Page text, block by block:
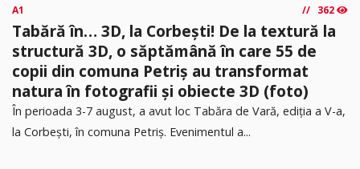
A1 362
Tabără în… 3D, la Corbești! De la textură la
structură 3D, o săptămână în care 55 de
copii din comuna Petriș au transformat
natura în fotografii și obiecte 3D (foto)
În perioada 3-7 august, a avut loc Tabăra de Vară, ediția a V-a,
la Corbești, în comuna Petriș. Evenimentul a...